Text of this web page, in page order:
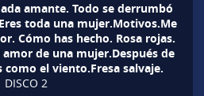
amante. Todo se derrumbó
toda una mujer.Motivos.Me
Cómo has hecho. Rosa rojas.
de una mujer.Después de
el viento.Fresa salvaje.
DISCO 2